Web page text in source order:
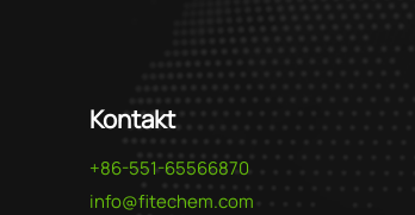
Kontakt
+86-551-65566870
info@fitechem.com